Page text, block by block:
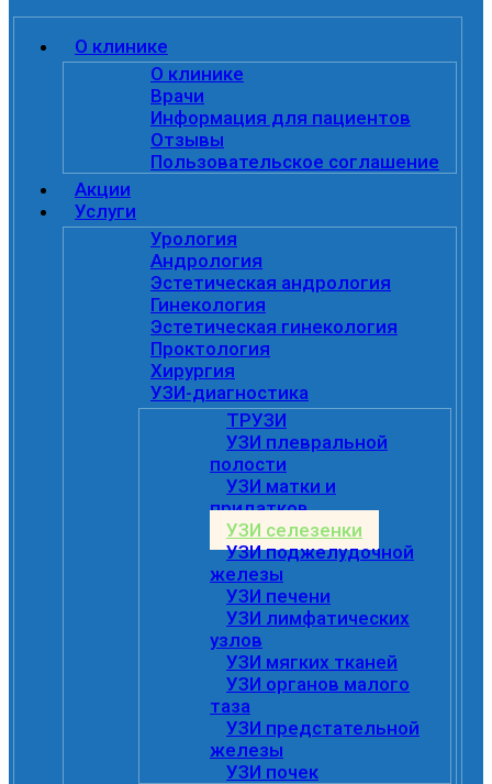
О клинике
О клинике
Врачи
Информация для пациентов
Отзывы
Пользовательское соглашение
Акции
Услуги
Урология
Андрология
Эстетическая андрология
Гинекология
Эстетическая гинекология
Проктология
Хирургия
УЗИ-диагностика
ТРУЗИ
УЗИ плевральной
полости
УЗИ матки и
придатков
УЗИ селезенки
УЗИ поджелудочной
железы
УЗИ печени
УЗИ лимфатических
узлов
УЗИ мягких тканей
УЗИ органов малого
таза
УЗИ предстательной
железы
УЗИ почек